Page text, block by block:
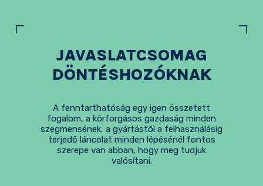
JAVASLATCSOMAG
DÖNTÉSHOZÓKNAK
A fenntarthatóság egy igen összetett
fogalom, a körforgásos gazdaság minden
szegmensének, a gyártástól a felhasználásig
terjedő láncolat minden lépésénél fontos
szerepe van abban, hogy meg tudjuk
valósítani.